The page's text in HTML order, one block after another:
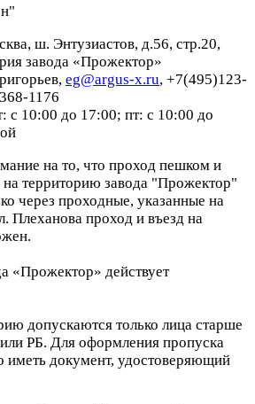
ш. Энтузиастов, д.56, стр.20,
завода «Прожектор»
eg@argus-x.ru, +7(495)123-
1176
с 10:00 до 17:00; пт: с 10:00 до
на то, что проход пешком и
на территорию завода "Прожектор"
через проходные, указанные на
Плеханова проход и въезд на
«Прожектор» действует
допускаются только лица старше
РБ. Для оформления пропуска
иметь документ, удостоверяющий